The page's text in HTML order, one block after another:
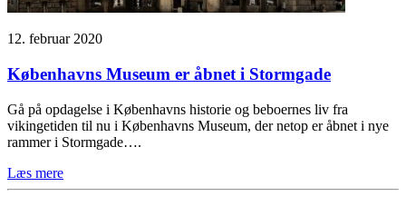
12. februar 2020
Københavns Museum er åbnet i Stormgade
Gå på opdagelse i Københavns historie og beboernes liv fra
vikingetiden til nu i Københavns Museum, der netop er åbnet i nye
rammer i Stormgade….
Læs mere